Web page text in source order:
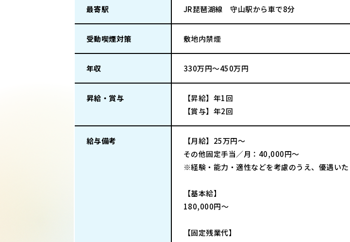
最寄駅 JR琵琶湖線 守山駅から車で8分
受動喫煙対策 敷地内禁煙
年収 330万円～450万円
昇給・賞与
【昇給】年1回
【賞与】年2回
給与備考
【月給】25万円～
その他固定手当／月：40,000円～
※経験・能力・適性などを考慮のうえ、優遇い
【基本給】
180,000円～
【固定残業代】